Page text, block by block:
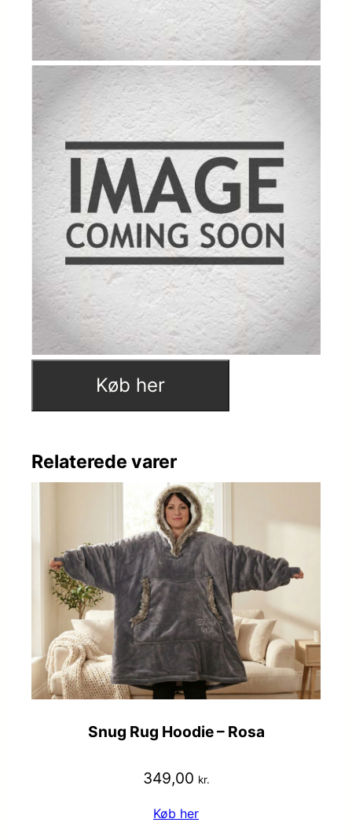
Køb her
Relaterede varer
Snug Rug Hoodie – Rosa
349,00 kr.
Køb her